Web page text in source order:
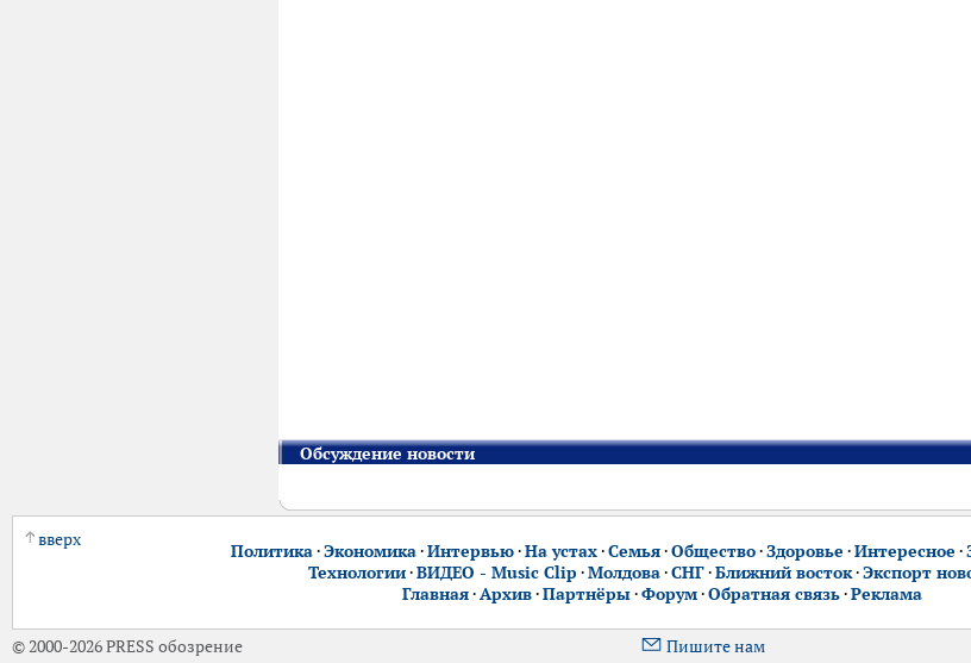
Обсуждение новости
вверх
Политика·Экономика·Интервью·На устах·Семья·Общество·Здоровье ·Интересное ·
Технологии·ВИДЕО - Music Clip ·Молдова·СНГ·Ближний восток·Экспорт
Главная·Архив·Партнёры·Форум·Обратная связь·Реклама
© 2000-2026 PRESS обозрение Пишите нам